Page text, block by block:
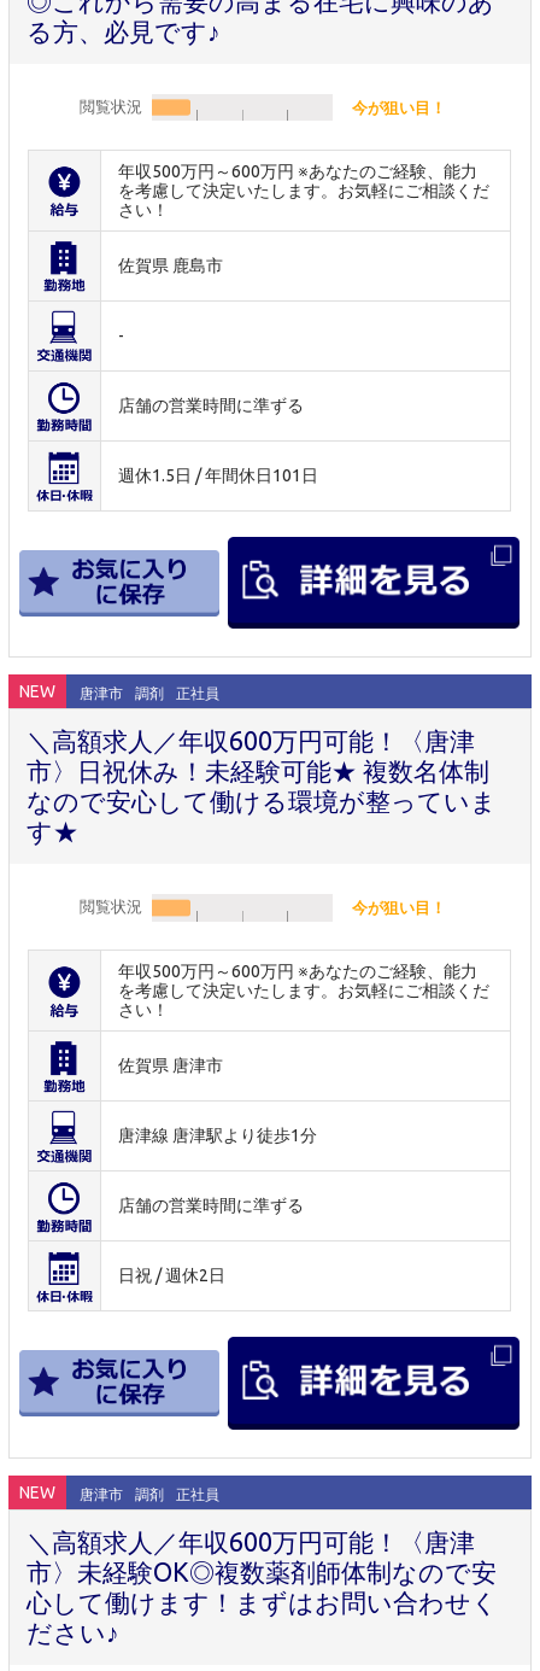
る方、必見です♪
閲覧状況 今が狙い目！
年収500万円～600万円 ※あなたのご経験、能力
を考慮して決定いたします。お気軽にご相談くだ
さい！
佐賀県 鹿島市
-
店舗の営業時間に準ずる
週休1.5日 / 年間休日101日
NEW 唐津市 調剤 正社員
＼高額求人／年収600万円可能！〈唐津
市〉日祝休み！未経験可能★ 複数名体制
なので安心して働ける環境が整っていま
す★
閲覧状況 今が狙い目！
年収500万円～600万円 ※あなたのご経験、能力
を考慮して決定いたします。お気軽にご相談くだ
さい！
佐賀県 唐津市
唐津線 唐津駅より徒歩1分
店舗の営業時間に準ずる
日祝 / 週休2日
NEW 唐津市 調剤 正社員
＼高額求人／年収600万円可能！〈唐津
市〉未経験OK◎複数薬剤師体制なので安
心して働けます！まずはお問い合わせく
ださい♪